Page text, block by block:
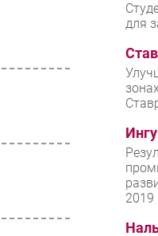
IT класс
для
2019